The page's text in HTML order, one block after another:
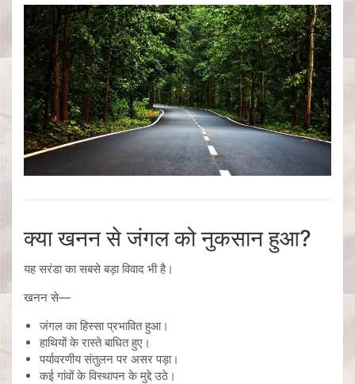
क्या खनन से जंगल को नुकसान हुआ?
यह सरंडा का सबसे बड़ा विवाद भी है।
खनन से—
जंगल का हिस्सा प्रभावित हुआ।
हाथियों के रास्ते बाधित हुए।
पर्यावरणीय संतुलन पर असर पड़ा।
कई गांवों के विस्थापन के मुद्दे उठे।